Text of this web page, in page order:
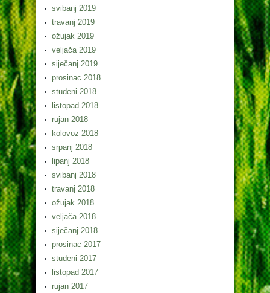
svibanj 2019
travanj 2019
ožujak 2019
veljača 2019
siječanj 2019
prosinac 2018
studeni 2018
listopad 2018
rujan 2018
kolovoz 2018
srpanj 2018
lipanj 2018
svibanj 2018
travanj 2018
ožujak 2018
veljača 2018
siječanj 2018
prosinac 2017
studeni 2017
listopad 2017
rujan 2017